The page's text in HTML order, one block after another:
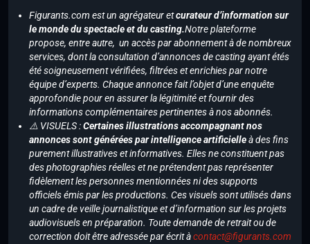
Figurants.com est un agrégateur etcurateur d’information sur
le monde du spectacle et du casting.Notre plateforme
propose, entre autre, un accès par abonnement à de nombreux
services, dont la consultation d’annonces de casting ayant étés
été soigneusement vérifiées, filtrées et enrichies par notre
équipe d’experts. Chaque annonce fait l’objet d’une enquête
approfondie pour en assurer la légitimité et fournir des
informations complémentaires pertinentes à nos abonnés.
⚠️ VISUELS :Certaines illustrations accompagnant nos
annonces sont générées par intelligence artificielleà des fins
purement illustratives et informatives. Elles ne constituent pas
des photographies réelles et ne prétendent pas représenter
fidèlement les personnes mentionnées ni des supports
officiels émis par les productions. Ces visuels sont utilisés dans
un cadre de veille journalistique et d’information sur les projets
audiovisuels en préparation. Toute demande de retrait ou de
correction doit être adressée par écrit àcontact@figurants.com